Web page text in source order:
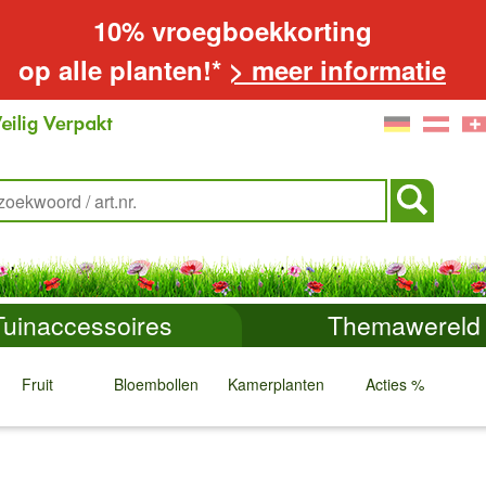
10% vroegboekkorting
op alle planten!* > meer informatie
Themawereld
Fruit Bloembollen
↓
Kamerplanten
↓
Acties %
↓ ↓